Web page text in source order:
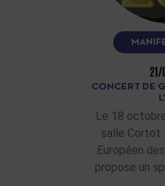
CONCERT DE
Le 18
salle Cortot
Européen
propose un